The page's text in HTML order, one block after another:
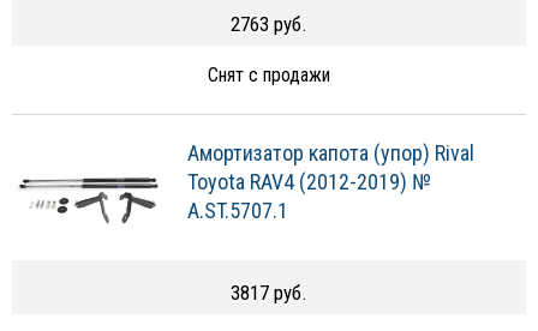
2763 руб.
Снят с продажи
Амортизатор капота (упор) Rival
Toyota RAV4 (2012-2019) №
A.ST.5707.1
3817 руб.